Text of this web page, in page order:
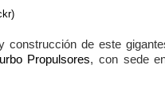
construcción de este
Propulsores, con sede